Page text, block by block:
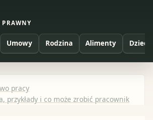
PRAWNY
Umowy Rodzina Alimenty Dzieci
pracy
przykłady i co może zrobić pracownik